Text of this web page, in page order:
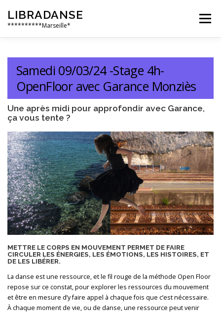
contenu
LIBRADANSE
**********Marseille*
Menu
QUI SOMMES NOUS LES DANSES LIBRES
EN PRATIQUE NOS ÉVÈNEMENTS AILLEURS
Samedi 09/03/24 -Stage 4h-
OpenFloor avec Garance Monziès
Une après midi pour approfondir avec Garance,
ça vous tente ?
METTRE LE CORPS EN MOUVEMENT PERMET DE FAIRE
CIRCULER LES ÉNERGIES, LES ÉMOTIONS, LES HISTOIRES, ET
DE LES LIBÉRER.
La danse est une ressource, et le fil rouge de la méthode Open Floor
repose sur ce constat, pour explorer les ressources du mouvement
et être en mesure d’y faire appel à chaque fois que c’est nécessaire.
À chaque moment de vie, ou de danse, une ressource peut venir